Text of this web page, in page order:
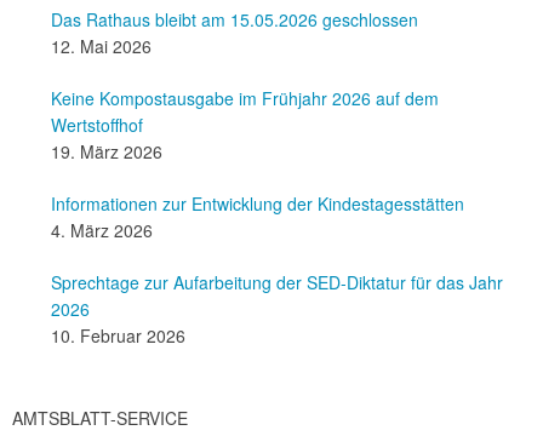
Das Rathaus bleibt am 15.05.2026 geschlossen
12. Mai 2026
Keine Kompostausgabe im Frühjahr 2026 auf dem
Wertstoffhof
19. März 2026
Informationen zur Entwicklung der Kindestagesstätten
4. März 2026
Sprechtage zur Aufarbeitung der SED-Diktatur für das Jahr
2026
10. Februar 2026
AMTSBLATT-SERVICE